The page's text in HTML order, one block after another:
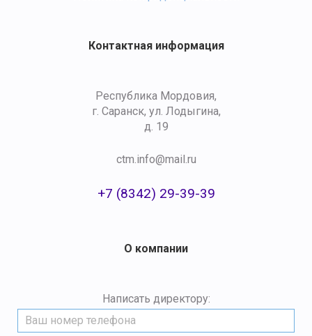
О компании
Написать директору:
Контактная информация
Республика Мордовия,
г. Саранск, ул. Лодыгина,
д. 19
ctm.info@mail.ru
+7 (8342) 29-39-39